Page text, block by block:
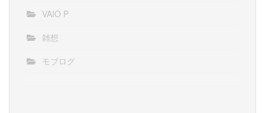
VAIO P
雑想
モブログ